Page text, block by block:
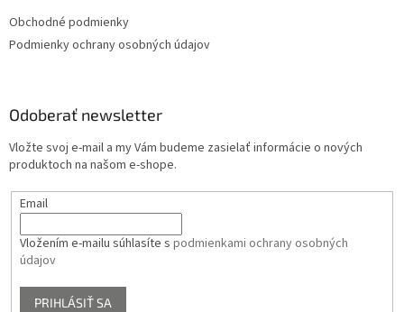
Obchodné podmienky
Podmienky ochrany osobných údajov
Odoberať newsletter
Vložte svoj e-mail a my Vám budeme zasielať informácie o nových
produktoch na našom e-shope.
Email
Vložením e-mailu súhlasíte s podmienkami ochrany osobných
údajov
PRIHLÁSIŤ SA